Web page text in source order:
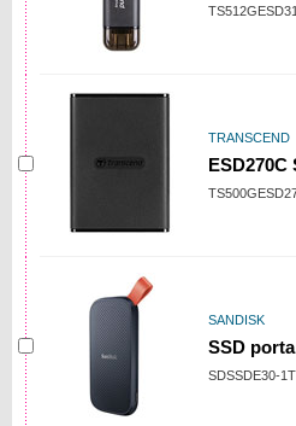
TRANSCEND
SANDISK
SSD
SDSSDE30-